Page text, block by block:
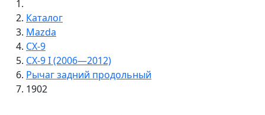
Каталог
Mazda
CX-9
CX-9 I (2006—2012)
Рычаг задний продольный
1902